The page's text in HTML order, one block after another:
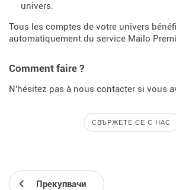
univers.
Tous les comptes de votre univers
automatiquement du service Mailo
Comment faire ?
N'hésitez pas à nous contacter si vous
СВЪРЖЕТЕ СЕ С НАС
Прекупвачи